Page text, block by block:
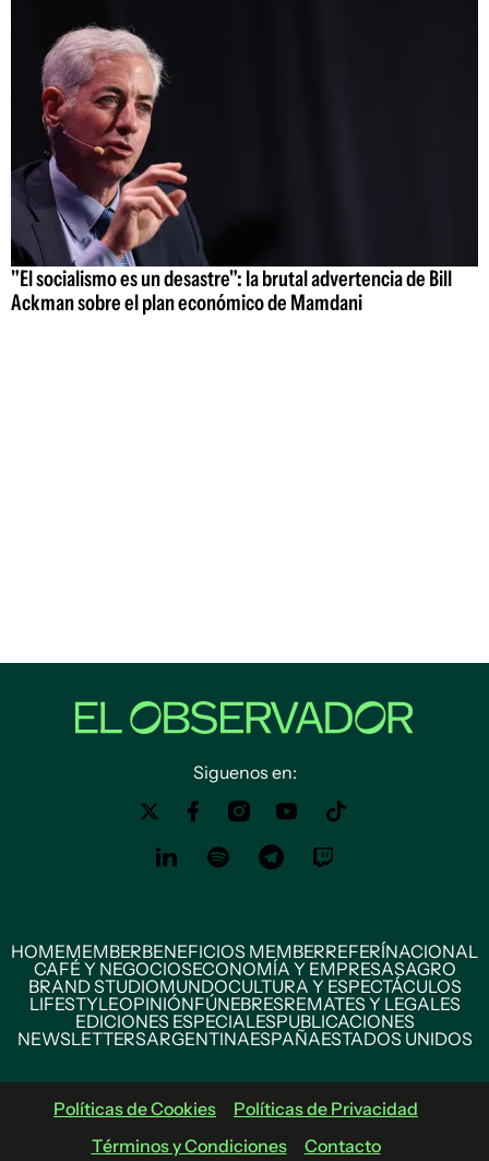
"El socialismo es un desastre": la brutal advertencia de Bill
Ackman sobre el plan económico de Mamdani
Siguenos en:
HOMEMEMBERBENEFICIOS MEMBERREFERÍNACIONAL
CAFÉ Y NEGOCIOSECONOMÍA Y EMPRESASAGRO
BRAND STUDIOMUNDOCULTURA Y ESPECTÁCULOS
LIFESTYLEOPINIÓNFÚNEBRESREMATES Y LEGALES
EDICIONES ESPECIALESPUBLICACIONES
NEWSLETTERSARGENTINAESPAÑAESTADOS UNIDOS
Políticas de Cookies
Políticas de Privacidad
Términos y Condiciones
Contacto